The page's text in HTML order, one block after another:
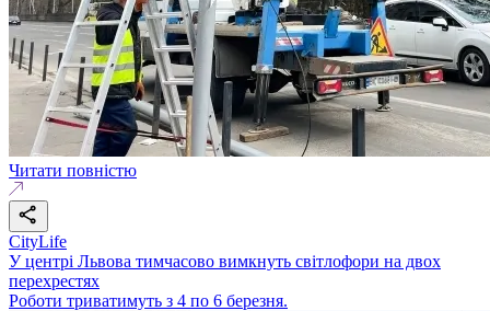
Читати повністю
CityLife
У центрі Львова тимчасово вимкнуть світлофори на двох
перехрестях
Роботи триватимуть з 4 по 6 березня.